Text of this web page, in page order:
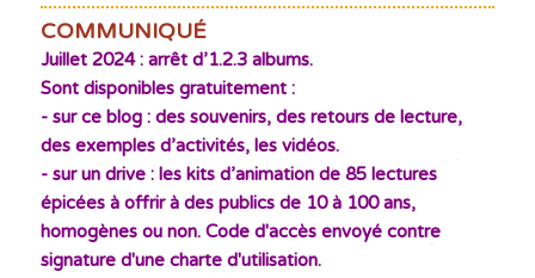
COMMUNIQUÉ
Juillet 2024 : arrêt d’1.2.3 albums.
Sont disponibles gratuitement :
- sur ce blog : des souvenirs, des retours de lecture,
des exemples d’activités, les vidéos.
- sur un drive : les kits d’animation de 85 lectures
épicées à offrir à des publics de 10 à 100 ans,
homogènes ou non. Code d'accès envoyé contre
signature d'une charte d'utilisation.